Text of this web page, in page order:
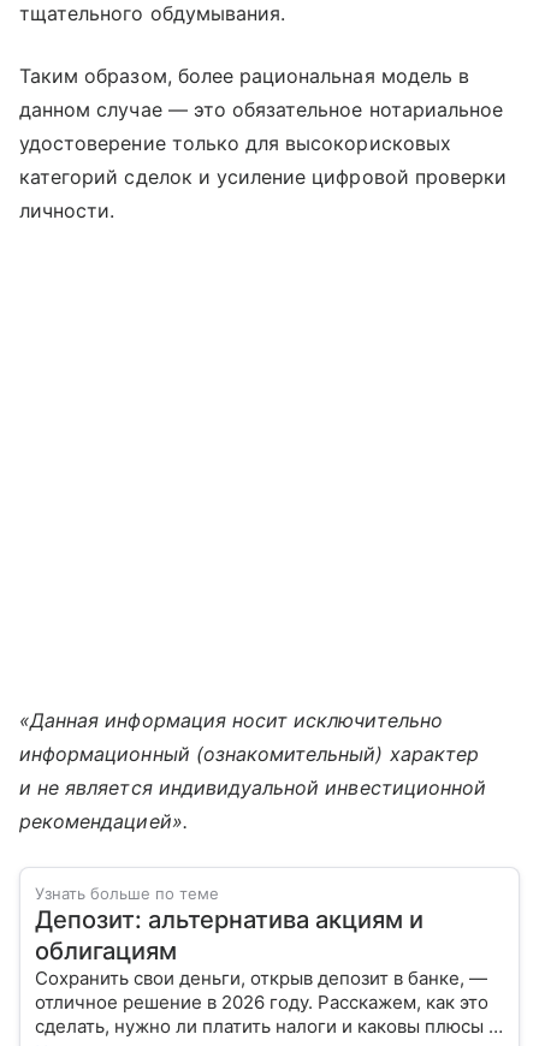
тщательного обдумывания.
Таким образом, более рациональная модель в
данном случае — это обязательное нотариальное
удостоверение только для высокорисковых
категорий сделок и усиление цифровой проверки
личности.
«Данная информация носит исключительно
информационный (ознакомительный) характер
и не является индивидуальной инвестиционной
рекомендацией».
Узнать больше по теме
Депозит: альтернатива акциям и
облигациям
Сохранить свои деньги, открыв депозит в банке, —
отличное решение в 2026 году. Расскажем, как это
сделать, нужно ли платить налоги и каковы плюсы и